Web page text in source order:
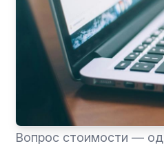
Вопрос стоимости —